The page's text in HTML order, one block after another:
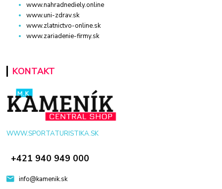
www.nahradnediely.online
www.uni-zdrav.sk
www.zlatnictvo-online.sk
www.zariadenie-firmy.sk
KONTAKT
WWW.SPORTATURISTIKA.SK
+421 940 949 000
info@kamenik.sk